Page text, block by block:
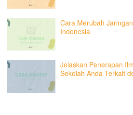
Cara Merubah
Indonesia
Jelaskan Penerapan
Sekolah Anda Terkait